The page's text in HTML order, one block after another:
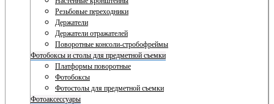
Резьбовые переходники
Держатели
Держатели отражателей
Поворотные консоли-стробофреймы
Фотобоксы и столы для предметной съемки
Платформы поворотные
Фотобоксы
Фотостолы для предметной съемки
Фотоаксессуары